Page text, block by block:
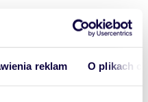
reklam O plikach
korzystna - działka
węzła drogi
znajduje się
PKP Cargo w